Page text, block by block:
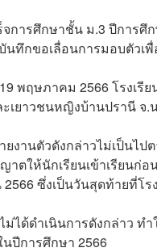
จการศึกษาชั้น ม.3 ปีการ
นทึกขอเลื่อนการมอบตัวเ
พฤษภาคม 2566 โรงเรี
ะเยาวชนหญิงบ้านปรานี จ
ยงานตัวดังกล่าวไม่เป็นไ
าตให้นักเรียนเข้าเรียน
ซึ่งเป็นวันสุดท้ายที่โ
ม่ได้ดำเนินการดังกล่าว ท
ปีการศึกษา 2566⁣